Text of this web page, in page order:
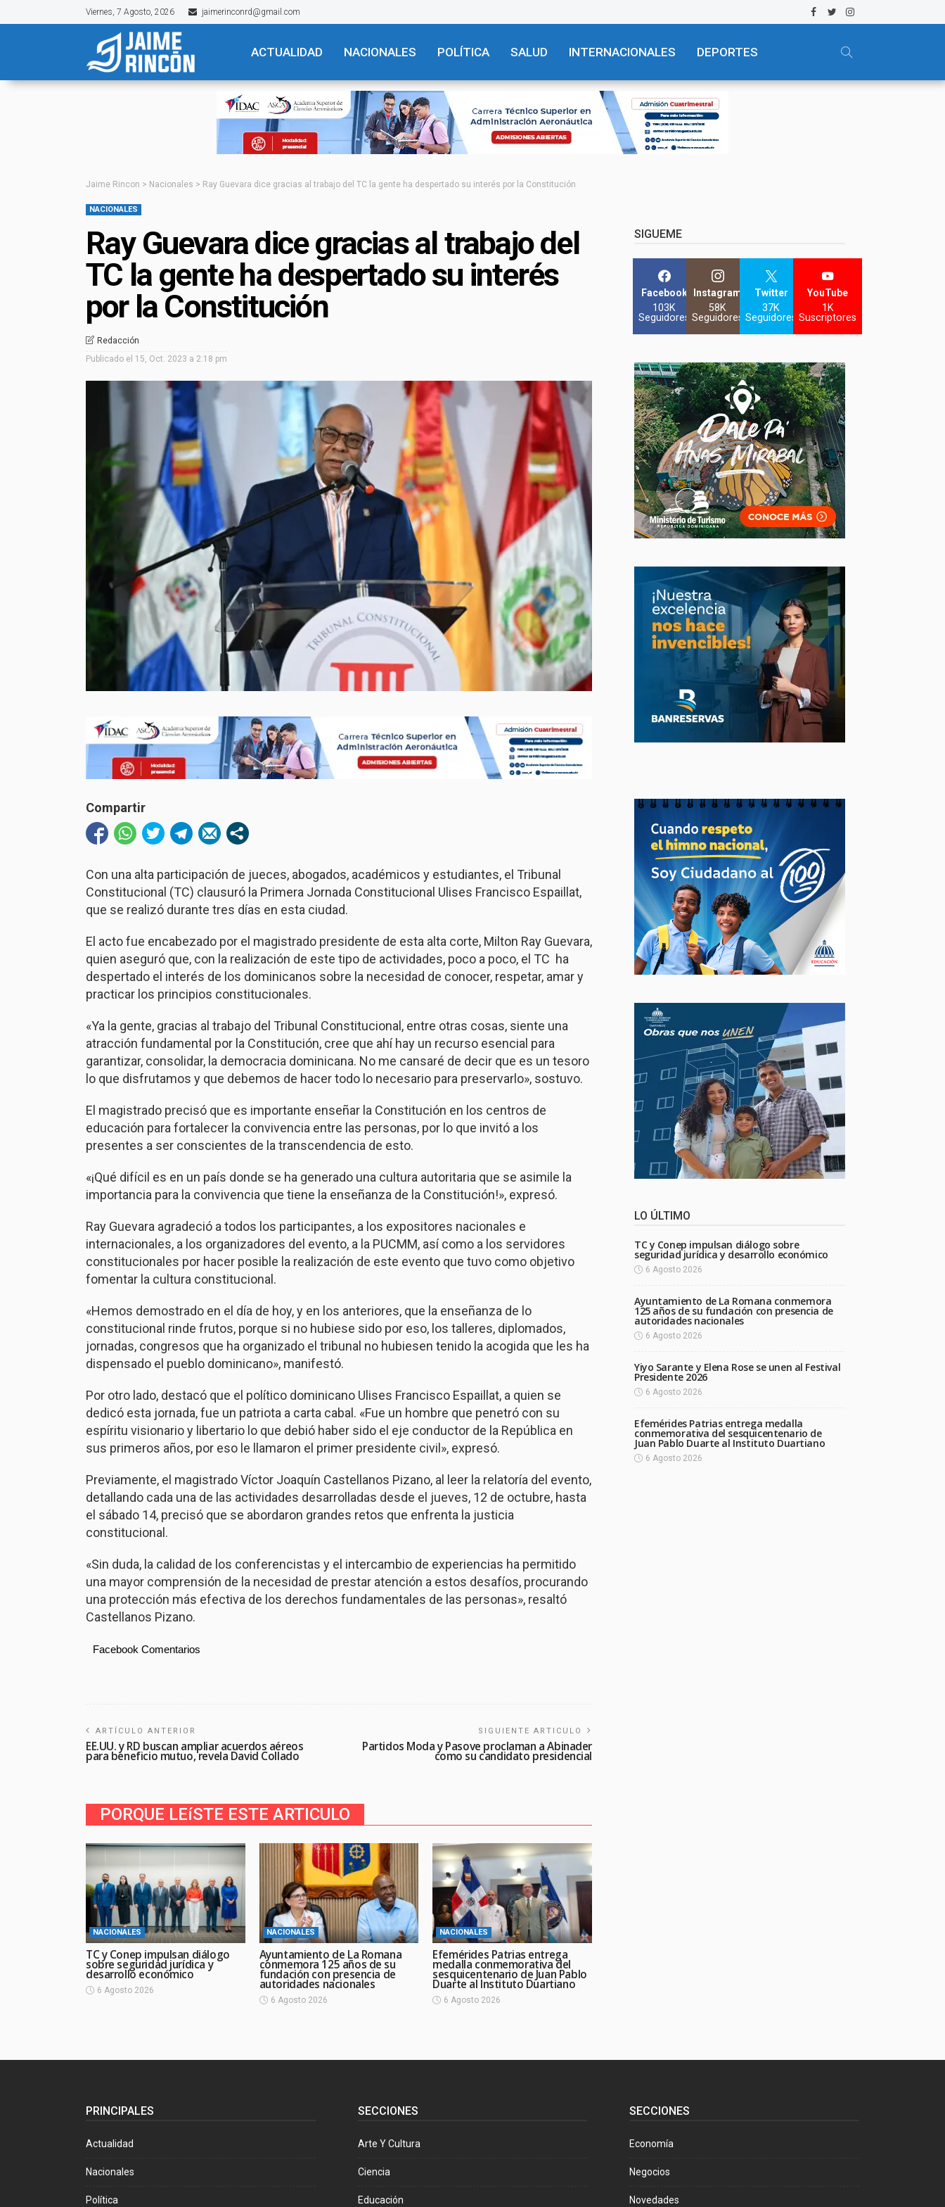
Viernes, 7 Agosto, 2026 jaimerinconrd@gmail.com
ACTUALIDAD NACIONALES POLÍTICA SALUD INTERNACIONALES DEPORTES
Jaime Rincon > Nacionales > Ray Guevara dice gracias al trabajo del TC la gente ha despertado su interés por la Constitución
NACIONALES
Ray Guevara dice gracias al trabajo del
TC la gente ha despertado su interés
por la Constitución
Redacción
Publicado el 15, Oct. 2023 a 2:18 pm
Compartir
Con una alta participación de jueces, abogados, académicos y estudiantes, el Tribunal
Constitucional (TC) clausuró la Primera Jornada Constitucional Ulises Francisco Espaillat,
que se realizó durante tres días en esta ciudad.
El acto fue encabezado por el magistrado presidente de esta alta corte, Milton Ray Guevara,
quien aseguró que, con la realización de este tipo de actividades, poco a poco, el TC ha
despertado el interés de los dominicanos sobre la necesidad de conocer, respetar, amar y
practicar los principios constitucionales.
«Ya la gente, gracias al trabajo del Tribunal Constitucional, entre otras cosas, siente una
atracción fundamental por la Constitución, cree que ahí hay un recurso esencial para
garantizar, consolidar, la democracia dominicana. No me cansaré de decir que es un tesoro
lo que disfrutamos y que debemos de hacer todo lo necesario para preservarlo», sostuvo.
El magistrado precisó que es importante enseñar la Constitución en los centros de
educación para fortalecer la convivencia entre las personas, por lo que invitó a los
presentes a ser conscientes de la transcendencia de esto.
«¡Qué difícil es en un país donde se ha generado una cultura autoritaria que se asimile la
importancia para la convivencia que tiene la enseñanza de la Constitución!», expresó.
Ray Guevara agradeció a todos los participantes, a los expositores nacionales e
internacionales, a los organizadores del evento, a la PUCMM, así como a los servidores
constitucionales por hacer posible la realización de este evento que tuvo como objetivo
fomentar la cultura constitucional.
«Hemos demostrado en el día de hoy, y en los anteriores, que la enseñanza de lo
constitucional rinde frutos, porque si no hubiese sido por eso, los talleres, diplomados,
jornadas, congresos que ha organizado el tribunal no hubiesen tenido la acogida que les ha
dispensado el pueblo dominicano», manifestó.
Por otro lado, destacó que el político dominicano Ulises Francisco Espaillat, a quien se
dedicó esta jornada, fue un patriota a carta cabal. «Fue un hombre que penetró con su
espíritu visionario y libertario lo que debió haber sido el eje conductor de la República en
sus primeros años, por eso le llamaron el primer presidente civil», expresó.
Previamente, el magistrado Víctor Joaquín Castellanos Pizano, al leer la relatoría del evento,
detallando cada una de las actividades desarrolladas desde el jueves, 12 de octubre, hasta
el sábado 14, precisó que se abordaron grandes retos que enfrenta la justicia
constitucional.
«Sin duda, la calidad de los conferencistas y el intercambio de experiencias ha permitido
una mayor comprensión de la necesidad de prestar atención a estos desafíos, procurando
una protección más efectiva de los derechos fundamentales de las personas», resaltó
Castellanos Pizano.
Facebook Comentarios
ARTÍCULO ANTERIOR
EE.UU. y RD buscan ampliar acuerdos aéreos
para beneficio mutuo, revela David Collado
SIGUIENTE ARTICULO
Partidos Moda y Pasove proclaman a Abinader
como su candidato presidencial
PORQUE LEíSTE ESTE ARTICULO
NACIONALES
TC y Conep impulsan diálogo
sobre seguridad jurídica y
desarrollo económico
6 Agosto 2026
NACIONALES
Ayuntamiento de La Romana
conmemora 125 años de su
fundación con presencia de
autoridades nacionales
6 Agosto 2026
NACIONALES
Efemérides Patrias entrega
medalla conmemorativa del
sesquicentenario de Juan Pablo
Duarte al Instituto Duartiano
6 Agosto 2026
SIGUEME
Facebook
103K
Seguidores
Instagram
58K
Seguidores
Twitter
37K
Seguidores
YouTube
1K
Suscriptores
LO ÚLTIMO
TC y Conep impulsan diálogo sobre
seguridad jurídica y desarrollo económico
6 Agosto 2026
Ayuntamiento de La Romana conmemora
125 años de su fundación con presencia de
autoridades nacionales
6 Agosto 2026
Yiyo Sarante y Elena Rose se unen al Festival
Presidente 2026
6 Agosto 2026
Efemérides Patrias entrega medalla
conmemorativa del sesquicentenario de
Juan Pablo Duarte al Instituto Duartiano
6 Agosto 2026
PRINCIPALES
Actualidad
Nacionales
Política
SECCIONES
Arte Y Cultura
Ciencia
Educación
SECCIONES
Economía
Negocios
Novedades